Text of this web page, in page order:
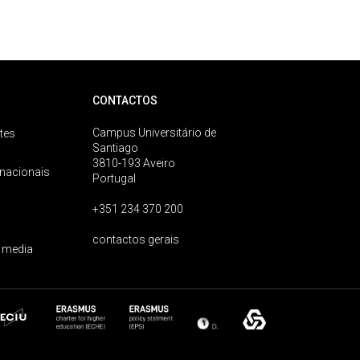
CONTACTOS
Campus Universitário de
Santiago
3810-193 Aveiro
Portugal
+351 234 370 200
contactos gerais